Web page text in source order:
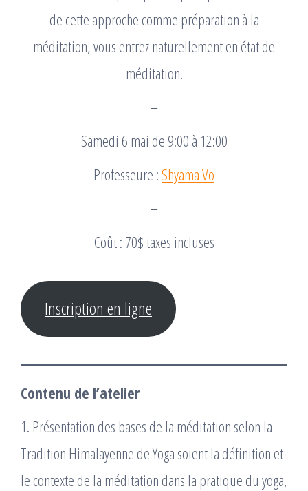
de cette approche comme préparation à la
méditation, vous entrez naturellement en état de
méditation.
–
Samedi 6 mai de 9:00 à 12:00
Professeure : Shyama Vo
–
Coût : 70$ taxes incluses
Inscription en ligne
Contenu de l’atelier
1. Présentation des bases de la méditation selon la
Tradition Himalayenne de Yoga soient la définition et
le contexte de la méditation dans la pratique du yoga,